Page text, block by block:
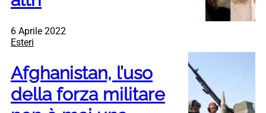
6 Aprile 2022
Esteri
Afghanistan, l’uso
della forza militare